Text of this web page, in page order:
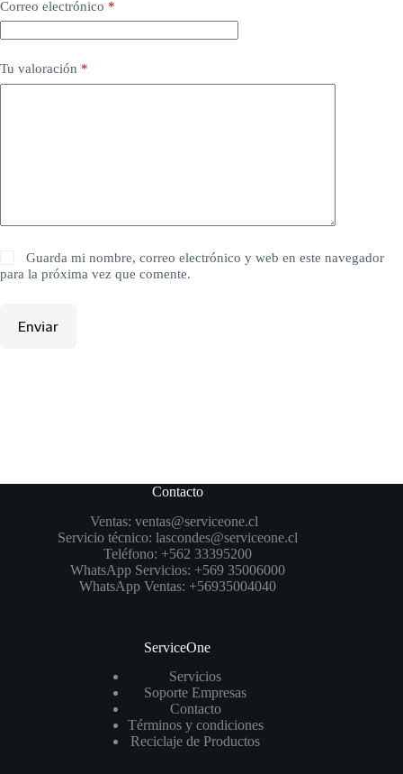
Correo electrónico *
Tu valoración *
Guarda mi nombre, correo electrónico y web en este navegador
para la próxima vez que comente.
Enviar
Contacto
Ventas: ventas@serviceone.cl
Servicio técnico: lascondes@serviceone.cl
Teléfono: +562 33395200
WhatsApp Servicios: +569 35006000
WhatsApp Ventas: +56935004040
ServiceOne
Servicios
Soporte Empresas
Contacto
Términos y condiciones
Reciclaje de Productos